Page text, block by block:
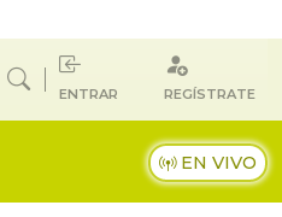
ENTRAR REGÍSTRATE
EN VIVO